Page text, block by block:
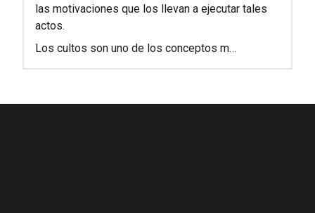
las motivaciones que los llevan a ejecutar tales
actos.
Los cultos son uno de los conceptos m…